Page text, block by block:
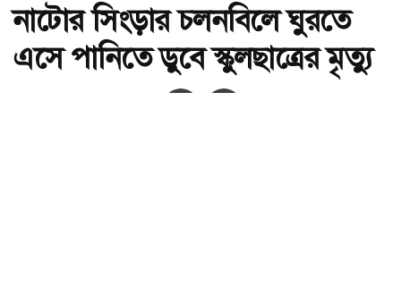
নাটোর সিংড়ার চলনবিলে ঘুরতে
এসে পানিতে ডুবে স্কুলছাত্রের মৃত্যু